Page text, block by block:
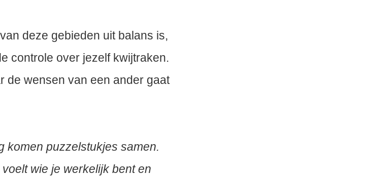
deze gebieden uit balans is,
controle over jezelf kwijtraken.
de wensen van een ander gaat
komen puzzelstukjes samen.
wie je werkelijk bent en